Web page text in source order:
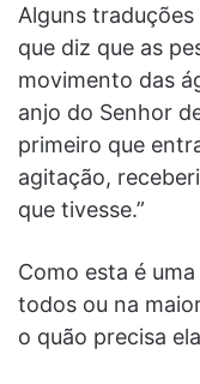
Alguns
que diz que as
movimento das
anjo do Senhor
primeiro que
agitação,
que tivesse.”
Como esta é
todos ou na
o quão precisa